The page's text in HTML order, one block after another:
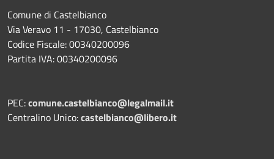
Comune di Castelbianco
Via Veravo 11 - 17030, Castelbianco
Codice Fiscale: 00340200096
Partita IVA: 00340200096
PEC:comune.castelbianco@legalmail.it
Centralino Unico:castelbianco@libero.it